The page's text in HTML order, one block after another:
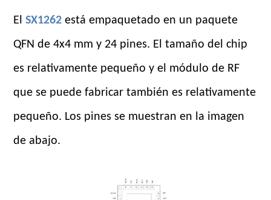
ElSX1262 está empaquetado en un paquete
QFN de 4x4 mm y 24 pines. El tamaño del chip
es relativamente pequeño y el módulo de RF
que se puede fabricar también es relativamente
pequeño. Los pines se muestran en la imagen
de abajo.